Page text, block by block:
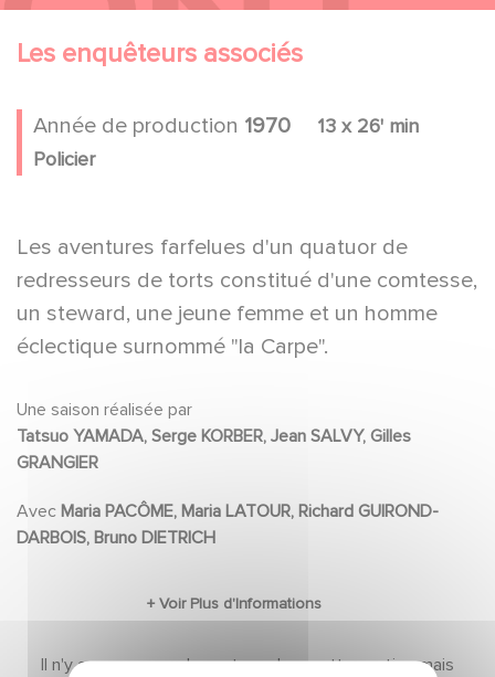
Les enquêteurs associés
Année de production 1970
13 x 26' min
Policier
Les aventures farfelues d'un quatuor de
redresseurs de torts constitué d'une comtesse,
un steward, une jeune femme et un homme
éclectique surnommé "la Carpe".
Une saison réalisée par
Tatsuo YAMADA, Serge KORBER, Jean SALVY, Gilles
GRANGIER
Avec
DARBOIS, Bruno DIETRICH
Il n'y a pas encore de contenu dans cette section mais